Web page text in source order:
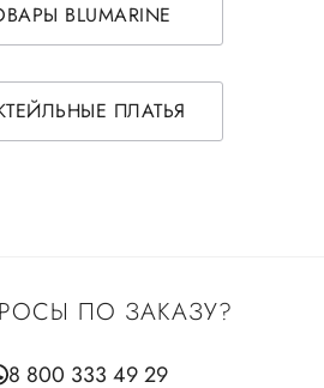
BLUMARINE
ПЛАТЬЯ
ПО ЗАКАЗУ?
8 800 333 49 29